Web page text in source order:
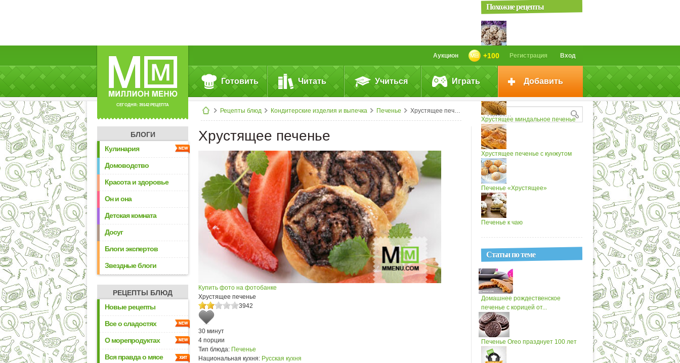
СЕГОДНЯ: 39142 РЕЦЕПТА
Вход
Регистрация
+100
Аукцион
Готовить Читать Учиться Играть Добавить
Рецепты блюд Кондитерские изделия и выпечка Печенье Хрустящее печенье
БЛОГИ
Кулинария
Домоводство
Красота и здоровье
Он и она
Детская комната
Досуг
Блоги экспертов
Звездные блоги
РЕЦЕПТЫ БЛЮД
Новые рецепты
Все о сладостях
О морепродуктах
Вся правда о мясе
Хрустящее печенье
Купить фото на фотобанке
Хрустящее печенье
3942
30 минут
4 порции
Тип блюда: Печенье
Национальная кухня: Русская кухня
Похожие рецепты
Печенье хрустящее
Хрустящее миндальное печенье
Хрустящее печенье с кунжутом
Печенье «Хрустящее»
Печенье к чаю
Статьи по теме
Домашнее рождественское
печенье с корицей от...
Печенье Oreo празднует 100 лет